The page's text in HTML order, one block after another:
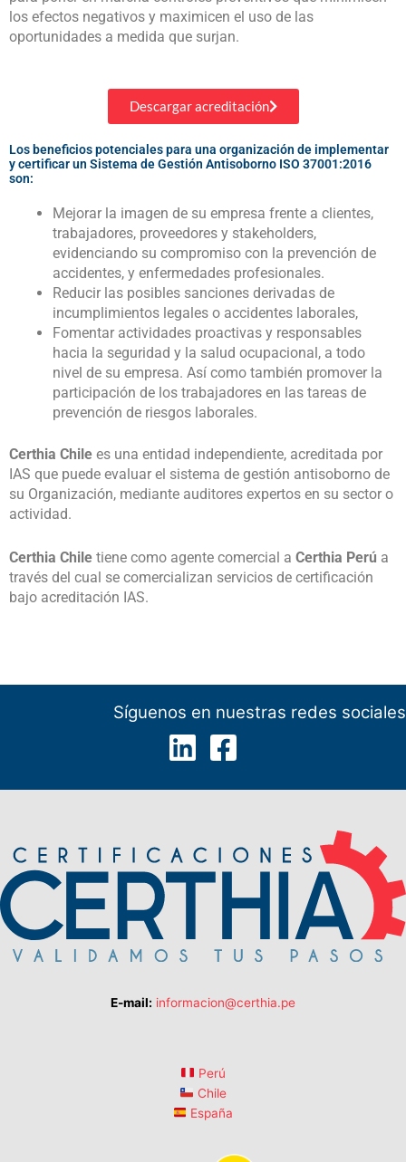
los efectos negativos y maximicen el uso de las
oportunidades a medida que surjan.
Descargar acreditación
Los beneficios potenciales para una organización de implementar
y certificar un Sistema de Gestión Antisoborno ISO 37001:2016
son:
Mejorar la imagen de su empresa frente a clientes,
trabajadores, proveedores y stakeholders,
evidenciando su compromiso con la prevención de
accidentes, y enfermedades profesionales.
Reducir las posibles sanciones derivadas de
incumplimientos legales o accidentes laborales,
Fomentar actividades proactivas y responsables
hacia la seguridad y la salud ocupacional, a todo
nivel de su empresa. Así como también promover la
participación de los trabajadores en las tareas de
prevención de riesgos laborales.
Certhia Chile es una entidad independiente, acreditada por
IAS que puede evaluar el sistema de gestión antisoborno de
su Organización, mediante auditores expertos en su sector o
actividad.
Certhia Chile tiene como agente comercial a Certhia Perú a
través del cual se comercializan servicios de certificación
bajo acreditación IAS.
Síguenos en nuestras redes sociales
E-mail: informacion@certhia.pe
Perú
Chile
España